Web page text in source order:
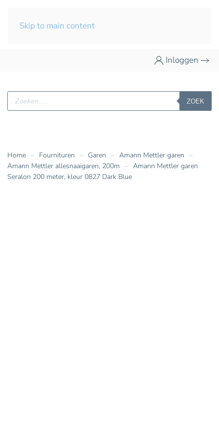
Skip to main content
Inloggen
Producten
zoeken
ZOEK
Home Fournituren Garen
Amann Mettler garen
Amann Mettler allesnaaigaren, 200m
Amann Mettler garen
Seralon 200 meter, kleur 0827 Dark Blue